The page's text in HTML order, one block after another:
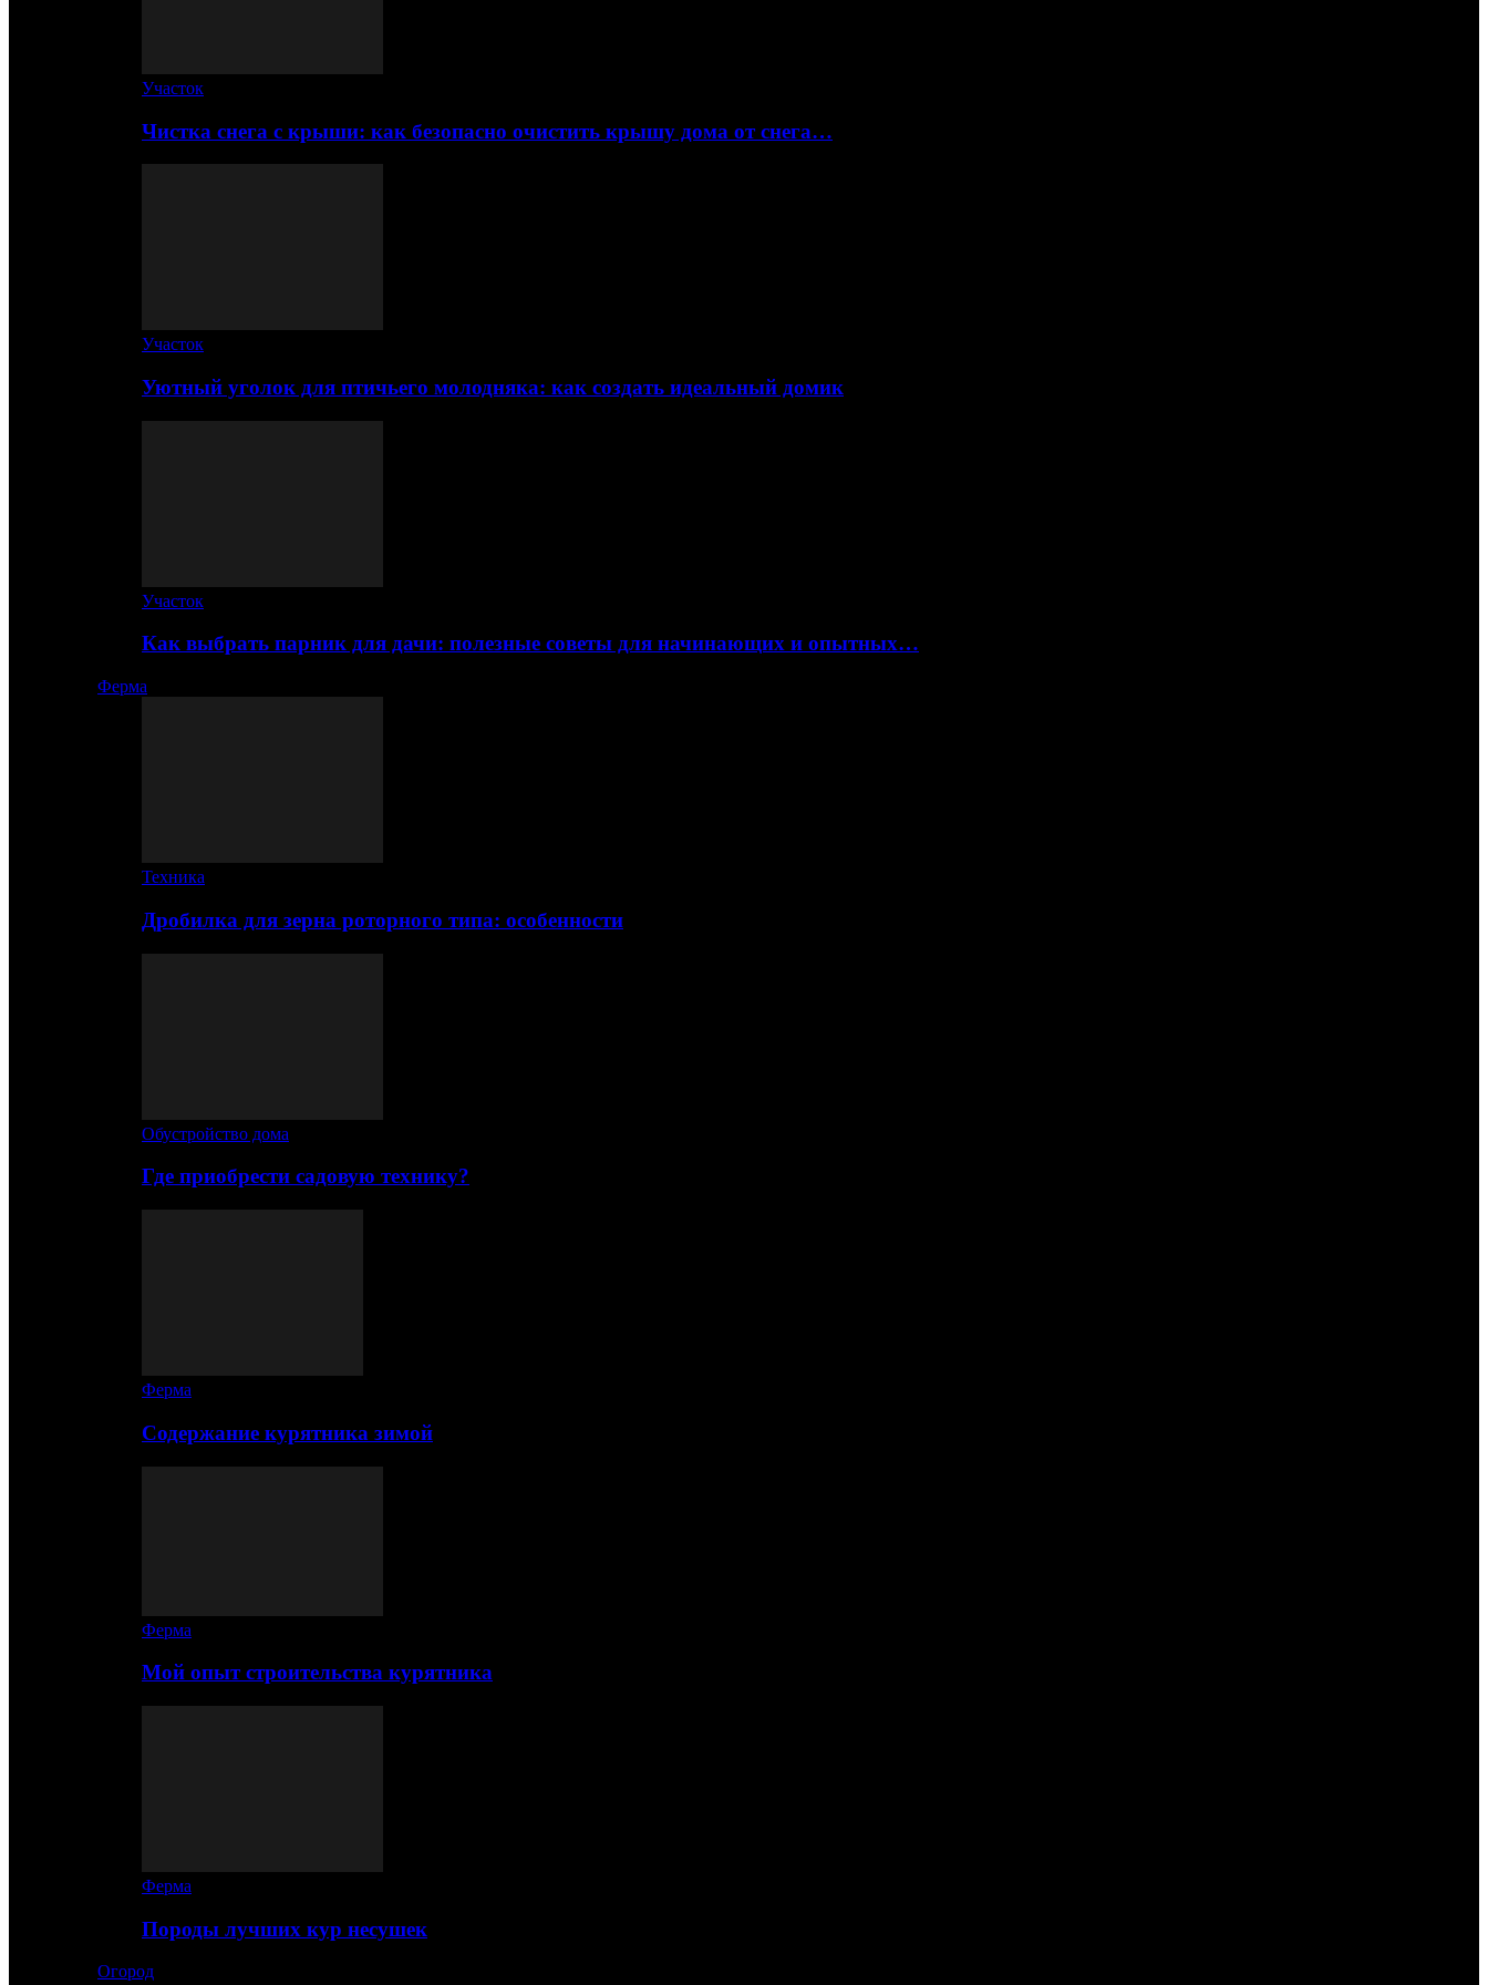
Участок
Чистка снега с крыши: как безопасно очистить крышу дома от снега…
Участок
Уютный уголок для птичьего молодняка: как создать идеальный домик
Участок
Как выбрать парник для дачи: полезные советы для начинающих и опытных…
Ферма
Техника
Дробилка для зерна роторного типа: особенности
Обустройство дома
Где приобрести садовую технику?
Ферма
Содержание курятника зимой
Ферма
Мой опыт строительства курятника
Ферма
Породы лучших кур несушек
Огород